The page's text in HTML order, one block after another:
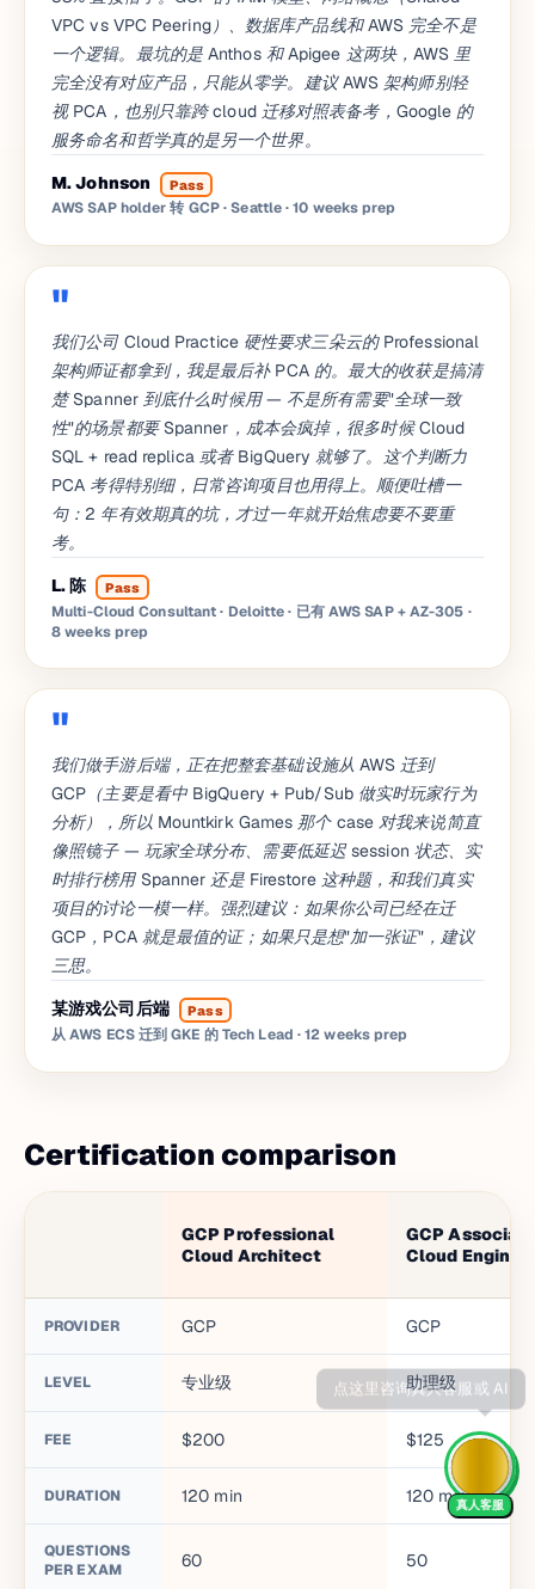
VPC vs VPC Peering）、数据库产品线和 AWS 完全不是
一个逻辑。最坑的是 Anthos 和 Apigee 这两块，AWS 里
完全没有对应产品，只能从零学。建议 AWS 架构师别轻
视 PCA，也别只靠跨 cloud 迁移对照表备考，Google 的
服务命名和哲学真的是另一个世界。
M. Johnson
Pass
AWS SAP holder 转 GCP · Seattle· 10 weeks prep
我们公司 Cloud Practice 硬性要求三朵云的 Professional
架构师证都拿到，我是最后补 PCA 的。最大的收获是搞清
楚 Spanner 到底什么时候用 — 不是所有需要"全球一致
性"的场景都要 Spanner，成本会疯掉，很多时候 Cloud
SQL + read replica 或者 BigQuery 就够了。这个判断力
PCA 考得特别细，日常咨询项目也用得上。顺便吐槽一
句：2 年有效期真的坑，才过一年就开始焦虑要不要重
考。
L. 陈
Pass
Multi-Cloud Consultant · Deloitte · 已有 AWS SAP + AZ-305 ·
8 weeks prep
我们做手游后端，正在把整套基础设施从 AWS 迁到
GCP（主要是看中 BigQuery + Pub/Sub 做实时玩家行为
分析），所以 Mountkirk Games 那个 case 对我来说简直
像照镜子 — 玩家全球分布、需要低延迟 session 状态、实
时排行榜用 Spanner 还是 Firestore 这种题，和我们真实
项目的讨论一模一样。强烈建议：如果你公司已经在迁
GCP，PCA 就是最值的证；如果只是想"加一张证"，建议
三思。
某游戏公司后端
Pass
从 AWS ECS 迁到 GKE 的 Tech Lead · 12 weeks prep
Certification comparison
GCP Professional
Cloud Architect
GCP
Cloud
PROVIDER GCP GCP
LEVEL 专业级 助理级
FEE $200 $125
DURATION 120 min 120 min
QUESTIONS
PER EXAM
60 50
真人客服